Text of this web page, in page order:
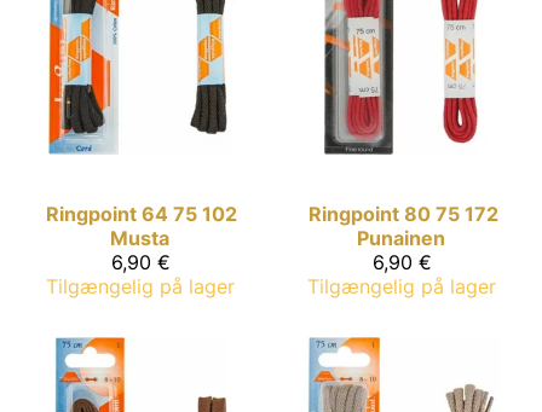
Ringpoint 64 75 102
Musta
6,90 €
Tilgængelig på lager
Ringpoint 80 75 172
Punainen
6,90 €
Tilgængelig på lager